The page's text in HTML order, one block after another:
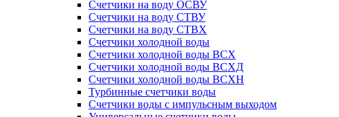
Счетчики на воду ОСВУ
Счетчики на воду СТВУ
Счетчики на воду СТВХ
Счетчики холодной воды
Счетчики холодной воды ВСХ
Счетчики холодной воды ВСХД
Счетчики холодной воды ВСХН
Турбинные счетчики воды
Счетчики воды с импульсным выходом